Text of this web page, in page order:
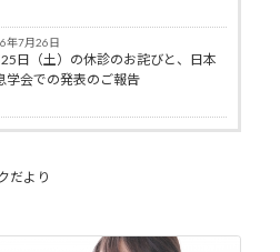
年7月26日
日（土）の休診のお詫びと、日本
学会での発表のご報告
だより